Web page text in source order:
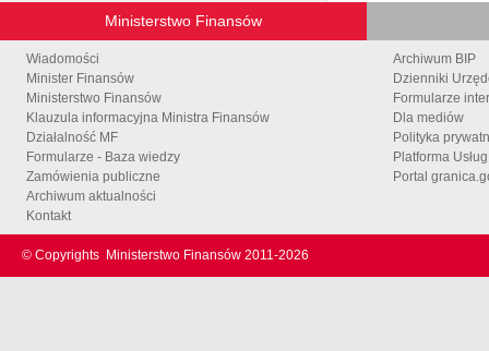
Ministerstwo Finansów
Wiadomości
Minister Finansów
Ministerstwo Finansów
Klauzula informacyjna Ministra Finansów
Działalność MF
Formularze - Baza wiedzy
Zamówienia publiczne
Archiwum aktualności
Kontakt
Archiwum BIP
Dzienniki
Formularze
Dla mediów
Polityka
Platforma
Portal
© Copyrights Ministerstwo Finansów 2011-2026